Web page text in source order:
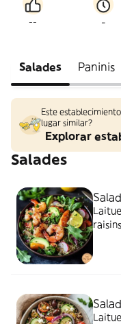
-- -
Salades Paninis
Este
lugar similar?
Explorar
Salades